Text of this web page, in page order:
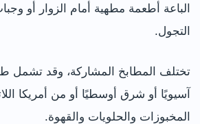
الباعة أطعمة مطهية أمام الزوار أو
التجول.
تختلف المطابخ المشاركة، وقد تشمل
آسيويًا أو شرق أوسطيًا أو من أمريكا
المخبوزات والحلويات والقهوة.